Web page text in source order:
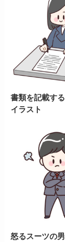
書類を記載す
イラスト
怒るスーツの